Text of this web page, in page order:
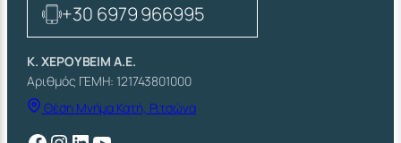
+30 6979 966995
Κ. ΧΕΡΟΥΒΕΙΜ Α.Ε.
Αριθμός ΓΕΜΗ: 121743801000
Θέση Μνήμα Κατή, Ριτσώνα